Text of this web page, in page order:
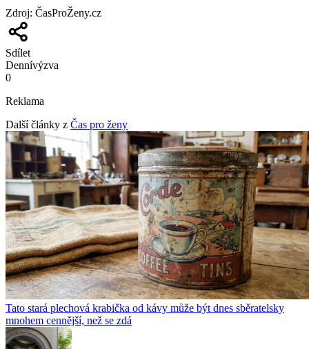
Zdroj: ČasProŽeny.cz
Sdílet
Dennívýzva
0
Reklama
Další články z Čas pro ženy
Tato stará plechová krabička od kávy může být dnes sběratelsky
mnohem cennější, než se zdá